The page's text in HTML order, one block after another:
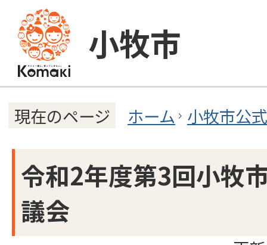
小牧市
現在のページ ホーム 小牧市公
令和2年度第3回小牧
議会